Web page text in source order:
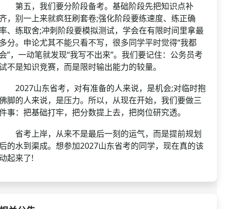
五，我们要分阶段备考。基础阶段先把知识点补
，别一上来就疯狂刷套卷;强化阶段要练速度、练正确
、练取舍;冲刺阶段要模拟测试，学会在有限时间里拿最
分。申论尤其不能只看不写，很多同学平时觉得“我都
”，一动笔就发现“我写不出来”。我们要记住：公务员考
不是知识竞赛，而是限时输出能力的较量。
山东省考，对有准备的人来说，是机会;对临时抱
脚的人来说，是压力。所以，从现在开始，我们要做三
事：把基础打牢，把分数提上去，把岗位研究透。
考上岸，从来不是最后一刻的运气，而是提前规划
的水到渠成。想参加2027山东省考的同学，现在真的该
起来了!